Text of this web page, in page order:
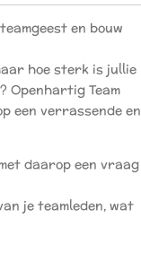
en bouw
hoe sterk is jullie
Openhartig Team
een verrassende en
daarop een vraag
je teamleden, wat